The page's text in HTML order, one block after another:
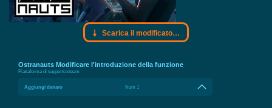
Scarica il modificatore Gamebuff
Ostranauts Modificare l'introduzione della funzione
Piattaforma di supporto:steam
Aggiungi denaro Num 1